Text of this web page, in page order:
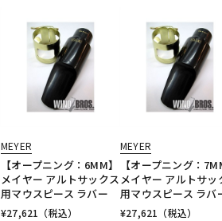
MEYER
【オープニング：6MM】
メイヤー アルトサックス
用マウスピース ラバー
¥27,621 （税込）
MEYER
【オープニング：
メイヤー アルトサッ
用マウスピース ラバ
¥27,621 （税込）